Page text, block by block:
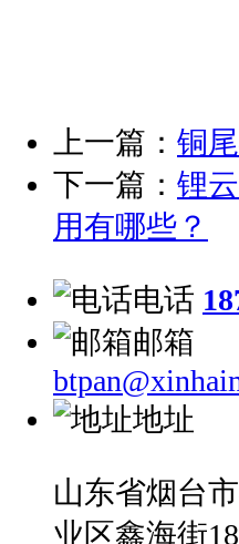
上一篇： 铜
下一篇： 锂
用有哪些？
电话
邮箱
地址
山东省烟台
业区鑫海街